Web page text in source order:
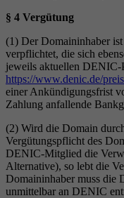
§ 4 Vergütung
(1) Der Domaininhaber
verpflichtet, die sich
jeweils aktuellen DENIC-
https://www.denic.de/
einer Ankündigungsfrist
Zahlung anfallende
(2) Wird die Domain
Vergütungspflicht des
DENIC-Mitglied die
Alternative), so lebt die
Domaininhaber muss die
unmittelbar an DENIC